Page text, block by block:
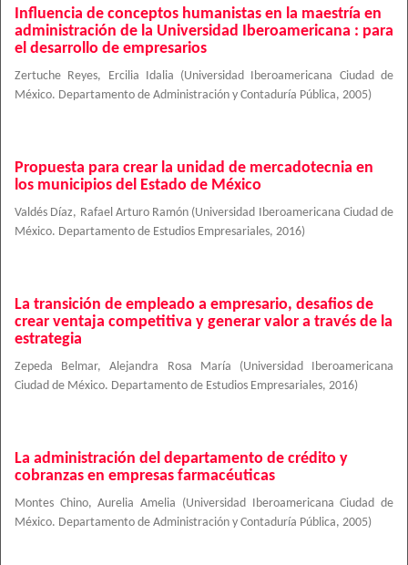
Influencia de conceptos humanistas en la maestría en
administración de la Universidad Iberoamericana : para
el desarrollo de empresarios
Zertuche Reyes, Ercilia Idalia (Universidad Iberoamericana Ciudad de
México. Departamento de Administración y Contaduría Pública, 2005)
Propuesta para crear la unidad de mercadotecnia en
los municipios del Estado de México
Valdés Díaz, Rafael Arturo Ramón (Universidad Iberoamericana Ciudad de
México. Departamento de Estudios Empresariales, 2016)
La transición de empleado a empresario, desafios de
crear ventaja competitiva y generar valor a través de la
estrategia
Zepeda Belmar, Alejandra Rosa María (Universidad Iberoamericana
Ciudad de México. Departamento de Estudios Empresariales, 2016)
La administración del departamento de crédito y
cobranzas en empresas farmacéuticas
Montes Chino, Aurelia Amelia (Universidad Iberoamericana Ciudad de
México. Departamento de Administración y Contaduría Pública, 2005)